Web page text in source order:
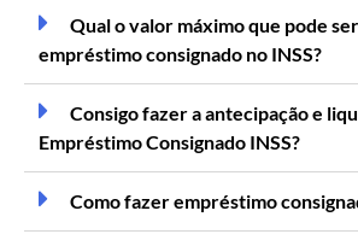
Qual o valor máximo que pode
empréstimo consignado no INSS?
Consigo fazer a antecipação e
Empréstimo Consignado INSS?
Como fazer empréstimo